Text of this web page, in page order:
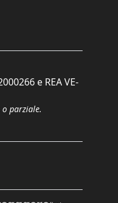
e REA VE-
parziale.